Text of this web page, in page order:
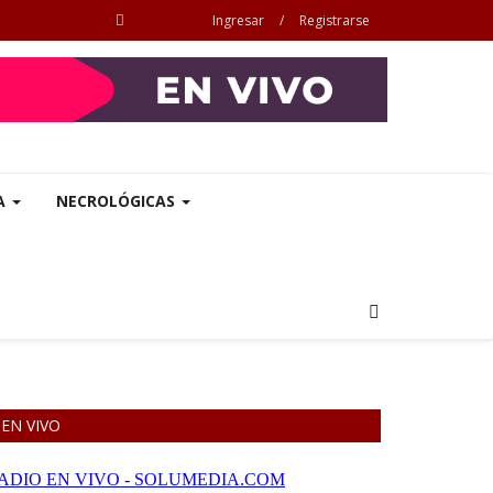
Ingresar / Registrarse
NECROLÓGICAS
EN VIVO